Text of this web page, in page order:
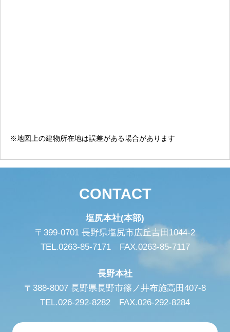
※地図上の建物所在地は誤差がある場合があります
CONTACT
塩尻本社(本部)
〒399-0701 長野県塩尻市広丘吉田1044-2
TEL.0263-85-7171 FAX.0263-85-7117
長野本社
〒388-8007 長野県長野市篠ノ井布施高田407-8
TEL.026-292-8282 FAX.026-292-8284